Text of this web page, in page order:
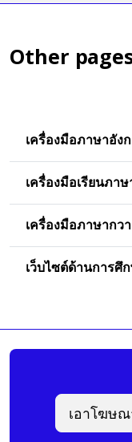
Other
เครื่องมือภาษาอัง
เครื่องมือเรียนภา
เครื่องมือภาษากว
เว็บไซต์ด้านการศึ
เอาโฆษ